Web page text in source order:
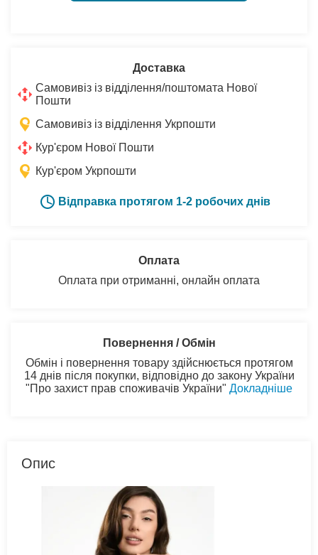
Доставка
Самовивіз із відділення/поштомата Нової
Пошти
Самовивіз із відділення Укрпошти
Кур'єром Нової Пошти
Кур'єром Укрпошти
Відправка протягом 1-2 робочих днів
Оплата
Оплата при отриманні, онлайн оплата
Повернення / Обмін
Обмін і повернення товару здійснюється протягом
14 днів після покупки, відповідно до закону України
"Про захист прав споживачів України" Докладніше
Опис